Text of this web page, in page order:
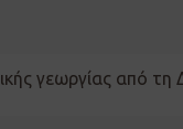
γεωργίας από τη